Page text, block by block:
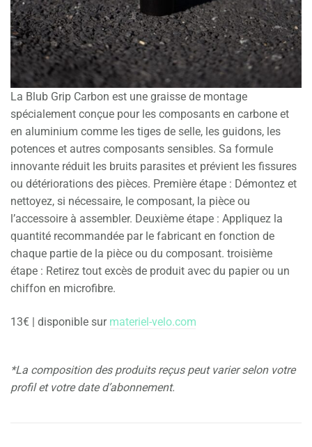
La Blub Grip Carbon est une graisse de montage
spécialement conçue pour les composants en carbone et
en aluminium comme les tiges de selle, les guidons, les
potences et autres composants sensibles. Sa formule
innovante réduit les bruits parasites et prévient les fissures
ou détériorations des pièces. Première étape : Démontez et
nettoyez, si nécessaire, le composant, la pièce ou
l’accessoire à assembler. Deuxième étape : Appliquez la
quantité recommandée par le fabricant en fonction de
chaque partie de la pièce ou du composant. troisième
étape : Retirez tout excès de produit avec du papier ou un
chiffon en microfibre.
13€ | disponible sur materiel-velo.com
*La composition des produits reçus peut varier selon votre
profil et votre date d’abonnement.